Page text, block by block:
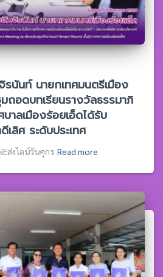
นันท์ นายกเทศมนตรีเมือง
ถอดบทเรียนรางวัลธรรมาภิ
บาลเมืองร้อยเอ็ดได้รับ
เลิศ ระดับประเทศ
ส่งไลน์วันศุกร Read more